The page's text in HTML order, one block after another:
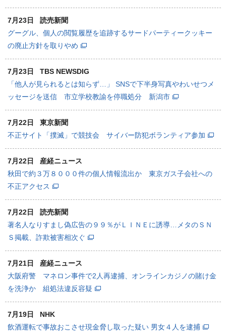
7月23日
読売新聞
グーグル、個人の閲覧履歴を追跡するサードパーティークッキー
の廃止方針を取りやめ
7月23日
TBS NEWSDIG
「他人が見られるとは知らず…」 SNSで下半身写真やわいせつメ
ッセージを送信 市立学校教諭を停職処分 新潟市
7月22日
東京新聞
不正サイト「撲滅」で競技会 サイバー防犯ボランティア参加
7月22日
産経ニュース
秋田で約３万８０００件の個人情報流出か 東京ガス子会社への
不正アクセス
7月22日
読売新聞
著名人なりすまし偽広告の９９％がＬＩＮＥに誘導…メタのＳＮ
Ｓ掲載、詐欺被害相次ぐ
7月21日
産経ニュース
大阪府警 マネロン事件で2人再逮捕、オンラインカジノの賭け金
を洗浄か 組処法違反容疑
7月19日
NHK
飲酒運転で事故おこさせ現金脅し取った疑い 男女４人を逮捕